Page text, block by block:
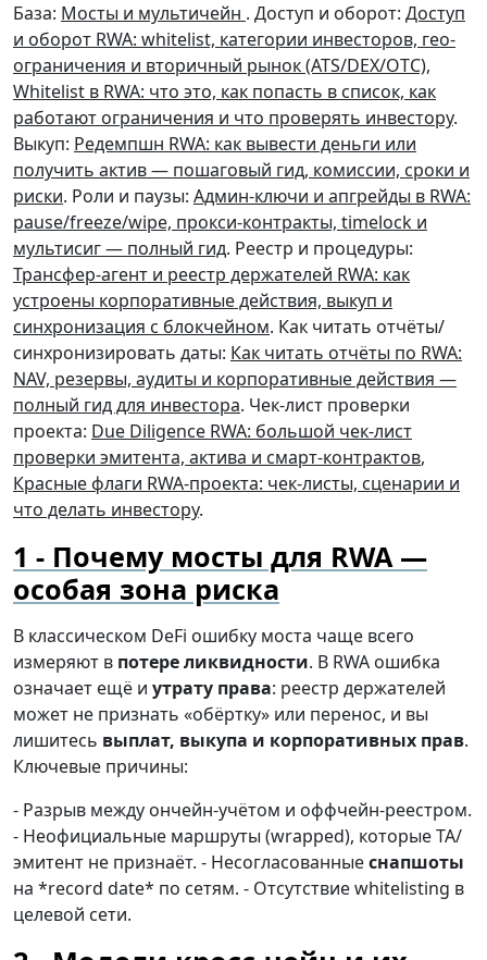
База: Мосты и мультичейн . Доступ и оборот: Доступ
и оборот RWA: whitelist, категории инвесторов, гео-
ограничения и вторичный рынок (ATS/DEX/OTC),
Whitelist в RWA: что это, как попасть в список, как
работают ограничения и что проверять инвестору.
Выкуп: Редемпшн RWA: как вывести деньги или
получить актив — пошаговый гид, комиссии, сроки и
риски. Роли и паузы: Админ-ключи и апгрейды в RWA:
pause/freeze/wipe, прокси-контракты, timelock и
мультисиг — полный гид. Реестр и процедуры:
Трансфер-агент и реестр держателей RWA: как
устроены корпоративные действия, выкуп и
синхронизация с блокчейном. Как читать отчёты/
синхронизировать даты: Как читать отчёты по RWA:
NAV, резервы, аудиты и корпоративные действия —
полный гид для инвестора. Чек-лист проверки
проекта: Due Diligence RWA: большой чек-лист
проверки эмитента, актива и смарт-контрактов,
Красные флаги RWA-проекта: чек-листы, сценарии и
что делать инвестору.
Почему мосты для RWA —
особая зона риска
В классическом DeFi ошибку моста чаще всего
измеряют в потере ликвидности. В RWA ошибка
означает ещё и утрату права: реестр держателей
может не признать «обёртку» или перенос, и вы
лишитесь выплат, выкупа и корпоративных прав.
Ключевые причины:
- Разрыв между ончейн-учётом и оффчейн-реестром.
- Неофициальные маршруты (wrapped), которые TA/
эмитент не признаёт. - Несогласованныеснапшоты
на *record date* по сетям. - Отсутствие whitelisting в
целевой сети.